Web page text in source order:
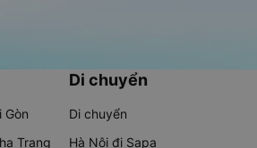
Gòn
Trang
Di chuyển
Di chuyển
Hà Nội đi Sapa